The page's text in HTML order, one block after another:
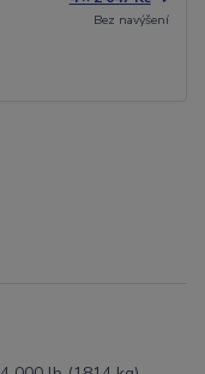
Bez navýšení